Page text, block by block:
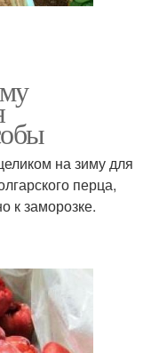
на зиму для
перца,
к заморозке.